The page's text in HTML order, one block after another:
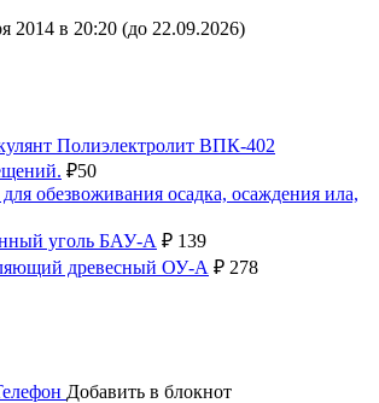
2014 в 20:20 (до 22.09.2026)
Полиэлектролит ВПК-402
₽50
обезвоживания осадка, осаждения ила,
уголь БАУ-А ₽ 139
древесный ОУ-А ₽ 278
Добавить в блокнот